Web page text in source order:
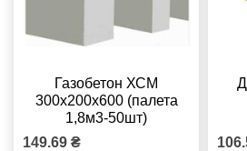
Газобетон ХСМ
300x200x600 (палета
1,8м3-50шт)
149.69 ₴